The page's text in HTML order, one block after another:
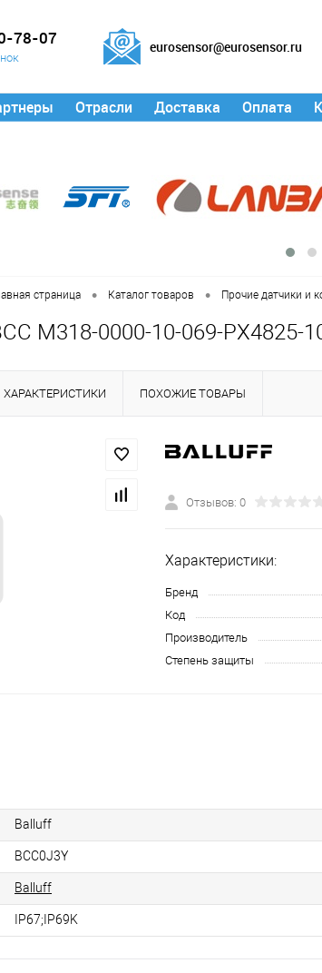
78-07 eurosensor@eurosensor.ru
Отрасли Доставка Оплата
страница • Каталог товаров • Прочие датчики и
M318-0000-10-069-PX4825-
ХАРАКТЕРИСТИКИ ПОХОЖИЕ ТОВАРЫ
Отзывов: 0
Характеристики:
Бренд
Код
Производитель
Степень защиты
Balluff
BCC0J3Y
Balluff
IP67;IP69K